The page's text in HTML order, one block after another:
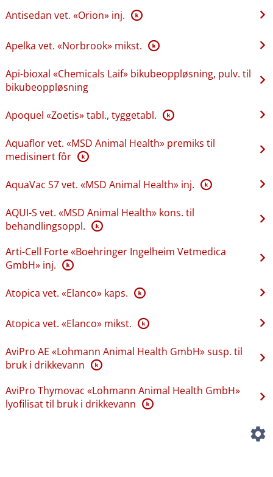
Antisedan vet. «Orion» inj. K
Apelka vet. «Norbrook» mikst. K
Api-bioxal «Chemicals Laif» bikubeoppløsning, pulv. til
bikubeoppløsning
Apoquel «Zoetis» tabl., tyggetabl. K
Aquaflor vet. «MSD Animal Health» premiks til
medisinert fôr K
AquaVac S7 vet. «MSD Animal Health» inj. K
AQUI-S vet. «MSD Animal Health» kons. til
behandlingsoppl. K
Arti-Cell Forte «Boehringer Ingelheim Vetmedica
GmbH» inj. K
Atopica vet. «Elanco» kaps. K
Atopica vet. «Elanco» mikst. K
AviPro AE «Lohmann Animal Health GmbH» susp. til
bruk i drikkevann K
AviPro Thymovac «Lohmann Animal Health GmbH»
lyofilisat til bruk i drikkevann K